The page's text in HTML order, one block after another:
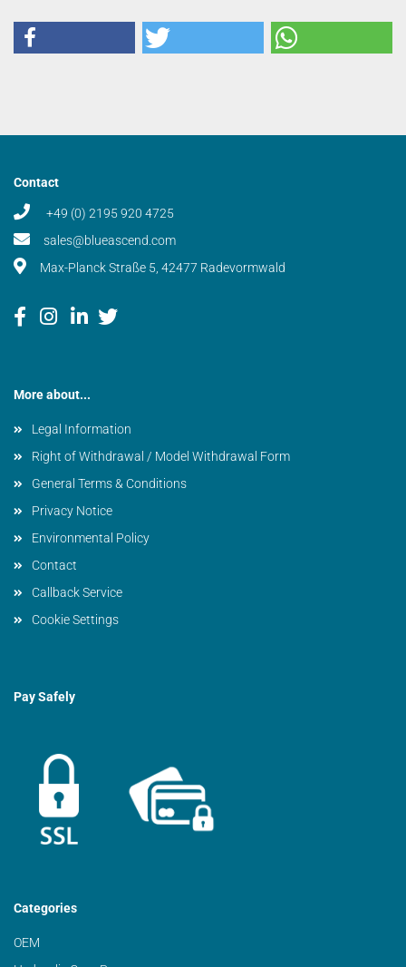
Contact
+49 (0) 2195 920 4725
sales@blueascend.com
Max-Planck Straße 5, 42477 Radevormwald
More about...
Legal Information
Right of Withdrawal / Model Withdrawal Form
General Terms & Conditions
Privacy Notice
Environmental Policy
Contact
Callback Service
Cookie Settings
Pay Safely
Categories
OEM